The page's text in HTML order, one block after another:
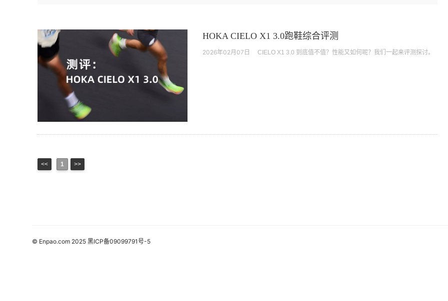
HOKA CIELO X1 3.0跑鞋综合评测
2026年02月07日 CIELO X1 3.0 到底值不值？性能又如何呢？我们一起来评测探讨。
<< 1 >>
© Enpao.com 2025 黑ICP备09099791号-5